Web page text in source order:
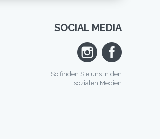
SOCIAL MEDIA
So finden Sie uns in den
sozialen Medien